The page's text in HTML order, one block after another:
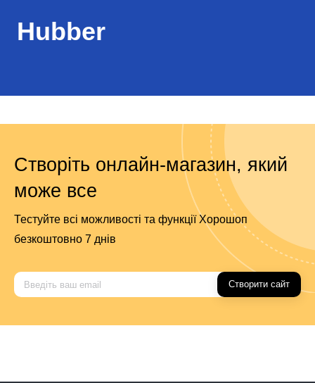
Hubber
Створіть онлайн-магазин, який
може все
Тестуйте всі можливості та функції Хорошоп
безкоштовно 7 днів
Створити сайт